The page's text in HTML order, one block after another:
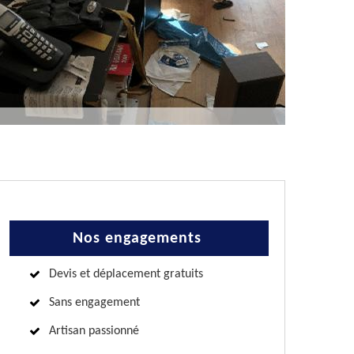
Nos engagements
Devis et déplacement gratuits
Sans engagement
Artisan passionné